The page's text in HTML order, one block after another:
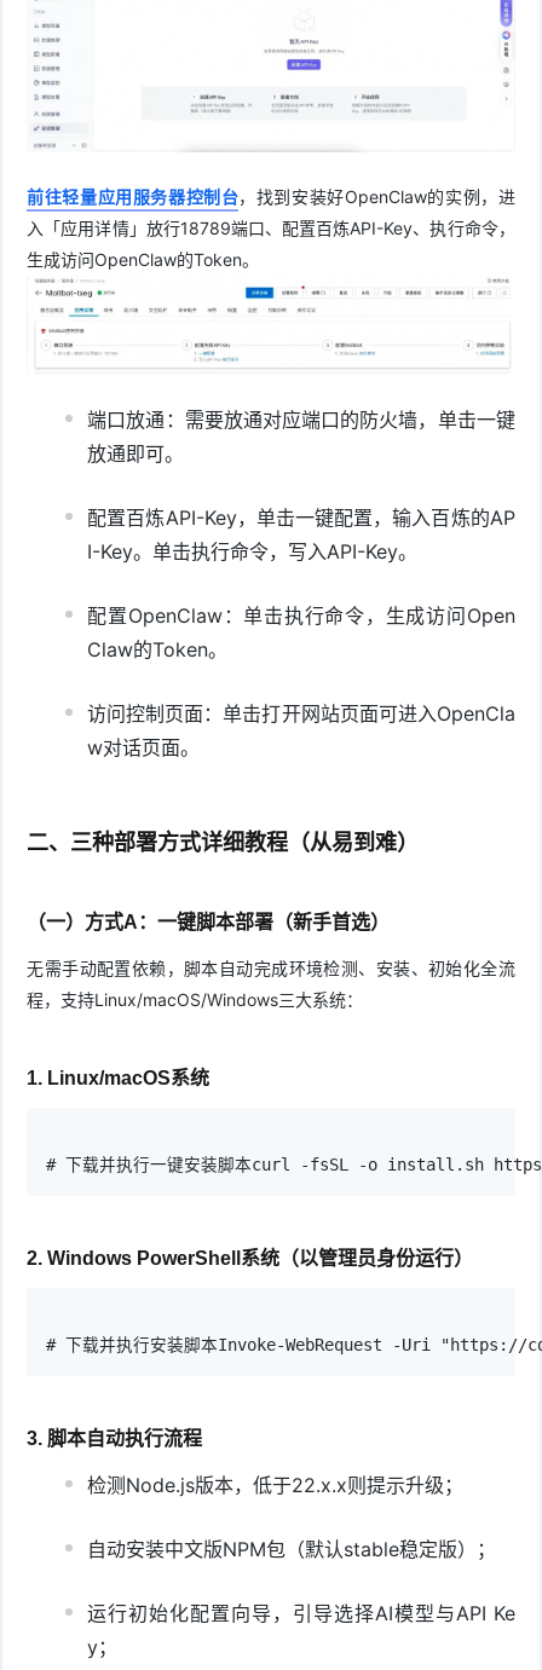
前往轻量应用服务器控制台，找到安装好OpenClaw的实例，进
入「应用详情」放行18789端口、配置百炼API-Key、执行命令，
生成访问OpenClaw的Token。
端口放通：需要放通对应端口的防火墙，单击一键
放通即可。
配置百炼API-Key，单击一键配置，输入百炼的AP
I-Key。单击执行命令，写入API-Key。
配置OpenClaw：单击执行命令，生成访问Open
Claw的Token。
访问控制页面：单击打开网站页面可进入OpenCla
w对话页面。
二、三种部署方式详细教程（从易到难）
（一）方式A：一键脚本部署（新手首选）
无需手动配置依赖，脚本自动完成环境检测、安装、初始化全流
程，支持Linux/macOS/Windows三大系统：
1. Linux/macOS系统
# 下载并执行一键安装脚本curl -fsSL -o install.sh
2. Windows PowerShell系统（以管理员身份运行）
# 下载并执行安装脚本Invoke-WebRequest -Uri
3. 脚本自动执行流程
检测Node.js版本，低于22.x.x则提示升级；
自动安装中文版NPM包（默认stable稳定版）；
运行初始化配置向导，引导选择AI模型与API Ke
y；